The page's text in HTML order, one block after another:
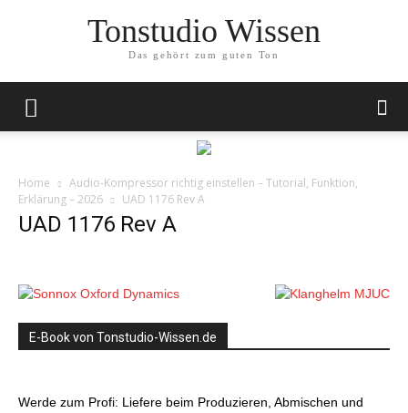
Tonstudio Wissen
Das gehört zum guten Ton
Home
Audio-Kompressor richtig einstellen – Tutorial, Funktion,
Erklärung – 2026
UAD 1176 Rev A
UAD 1176 Rev A
E-Book von Tonstudio-Wissen.de
Werde zum Profi: Liefere beim Produzieren, Abmischen und